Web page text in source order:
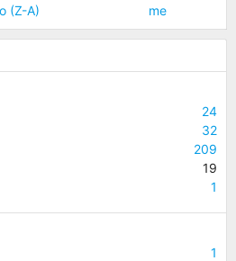
(Z-A)
me
24
32
209
19
1
1